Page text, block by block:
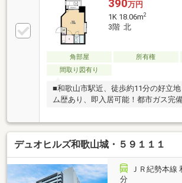
390万円
1K 18.06m2
3階 北
角部屋 所有権
間取り図有り
■和歌山市駅近、徒歩約11分の好立
ム歴あり、即入居可能！都市ガス完備
デュオヒルズ和歌山城・５９１１１
ＪＲ紀勢本線
分